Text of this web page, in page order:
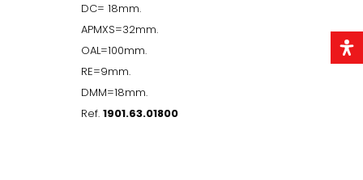
XTREME
quantity
DC= 18mm.
APMXS=32mm.
OAL=100mm.
RE=9mm.
DMM=18mm.
Ref. 1901.63.01800